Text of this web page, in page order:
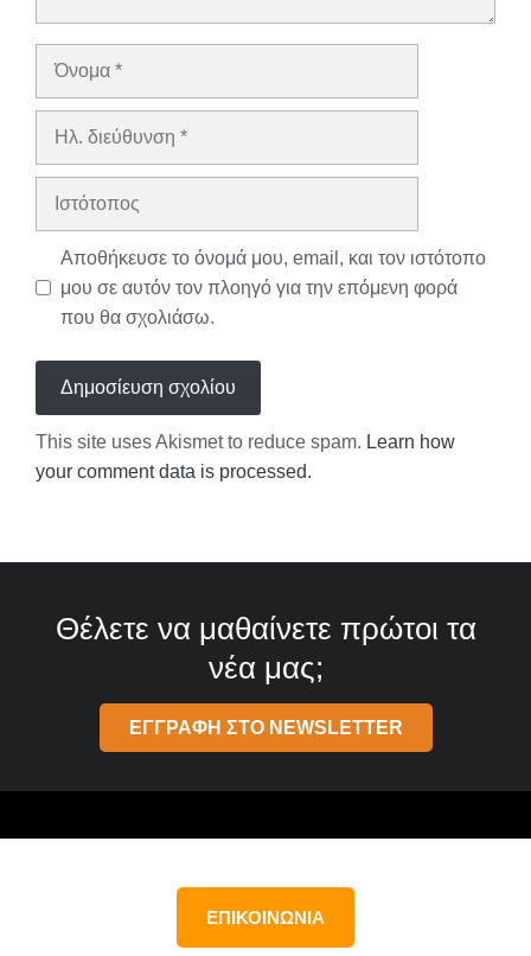
Όνομα
Ηλ.
Ιστότοπος
Αποθήκευσε το όνομά μου, email, και τον ιστότοπο
μου σε αυτόν τον πλοηγό για την επόμενη φορά
που θα σχολιάσω.
This site uses Akismet to reduce spam. Learn how
your comment data is processed.
Θέλετε να μαθαίνετε πρώτοι τα
νέα μας;
ΕΓΓΡΑΦΗ ΣΤΟ NEWSLETTER
ΕΠΙΚΟΙΝΩΝΙΑ